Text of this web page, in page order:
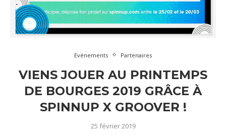
Evénements Partenaires
VIENS JOUER AU PRINTEMPS
DE BOURGES 2019 GRÂCE À
SPINNUP X GROOVER !
25 février 2019